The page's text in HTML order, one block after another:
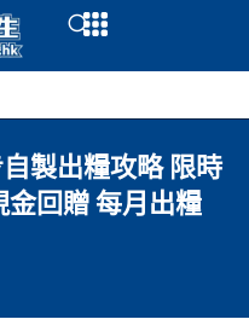
Open
自製出糧攻略 限時
回贈 每月出糧